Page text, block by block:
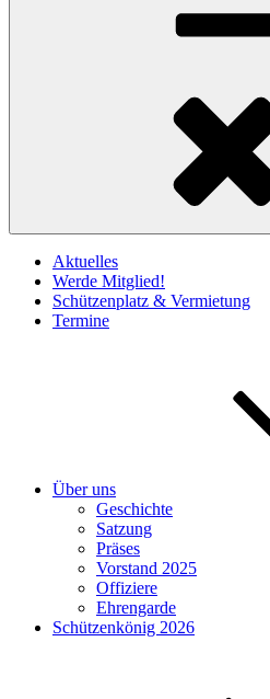
Aktuelles
Werde Mitglied!
Schützenplatz & Vermietung
Termine
Über uns
Geschichte
Satzung
Präses
Vorstand 2025
Offiziere
Ehrengarde
Schützenkönig 2026